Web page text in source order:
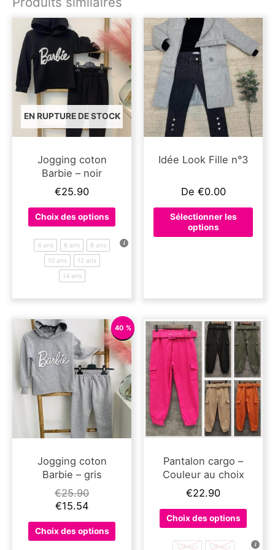
EN RUPTURE DE STOCK
Jogging coton
Barbie – noir
€25.90
Choix des options
Ce
produit
plusieurs
être
choisies
sur
la
page
du
produit
4 ans 6 ans 8 ans
10 ans 12 ans
14 ans
Idée Look Fille n°3
De €0.00
Sélectionner les
options
40 %
Jogging coton
Barbie – gris
€25.90
€15.54
Choix des options
Ce
produit
Pantalon cargo –
Couleur au choix
€22.90
Choix des options
Ce
produit
3/4 ans 5/6 ans